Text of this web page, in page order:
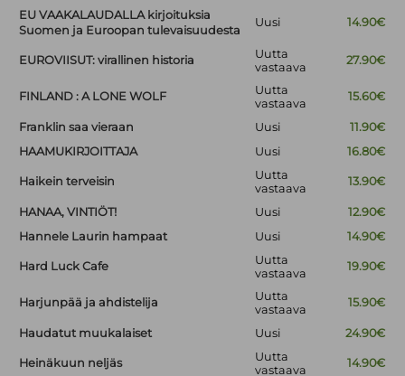
EU VAAKALAUDALLA kirjoituksia
Suomen ja Euroopan tulevaisuudesta
Uusi 14.90€
EUROVIISUT: virallinen historia
Uutta
vastaava
27.90€
FINLAND : A LONE WOLF
Uutta
vastaava
15.60€
Franklin saa vieraan Uusi
11.90€
HAAMUKIRJOITTAJA
Uusi 16.80€
Haikein terveisin
Uutta
vastaava
13.90€
HANAA, VINTIÖT! Uusi
12.90€
Hannele Laurin hampaat
Uusi 14.90€
Hard Luck Cafe
Uutta
vastaava
19.90€
Harjunpää ja ahdistelija
Uutta
vastaava
15.90€
Haudatut muukalaiset Uusi 24.90€
Heinäkuun neljäs
Uutta
vastaava
14.90€